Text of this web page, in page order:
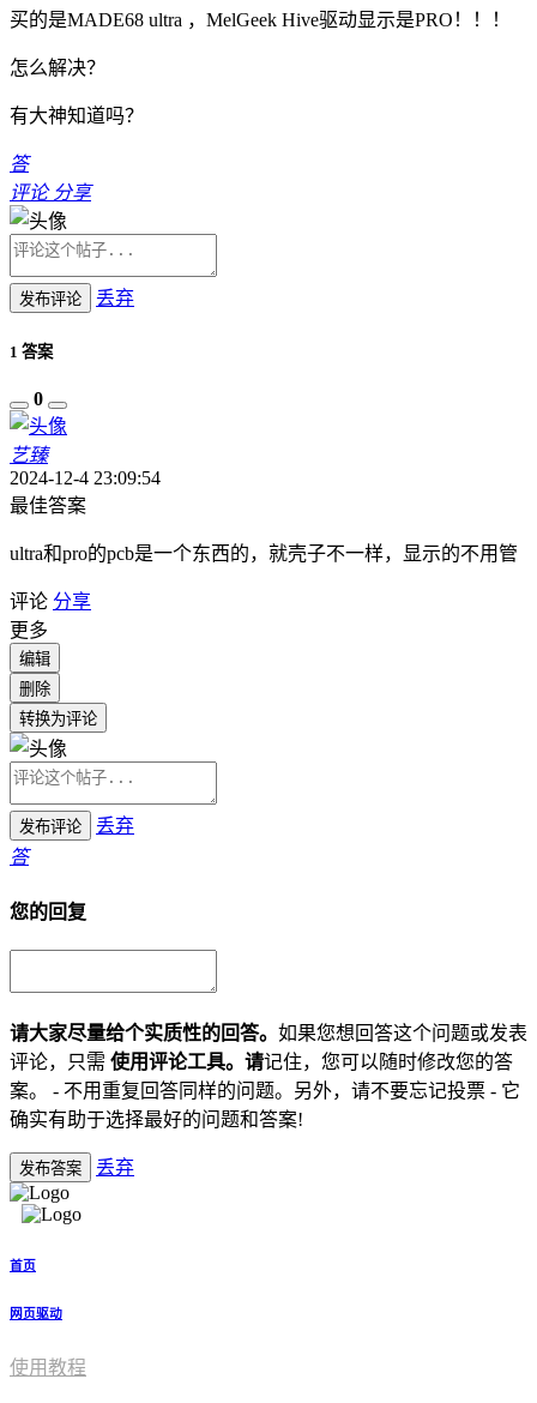
买的是MADE68 ultra ，MelGeek Hive驱动显示是PRO！！！
怎么解决？
有大神知道吗？
答
评论 分享
发布评论 丢弃
1 答案
0
艺臻
2024-12-4 23:09:54
最佳答案
ultra和pro的pcb是一个东西的，就壳子不一样，显示的不用管
评论 分享
更多
编辑
删除
转换为评论
发布评论
丢弃
答
您的回复
请大家尽量给个实质性的回答。 如果您想回答这个问题或发表
评论，只需 使用评论工具。请记住，您可以随时修改您的答
案。 - 不用重复回答同样的问题。另外，请不要忘记投票 - 它
确实有助于选择最好的问题和答案!
发布答案 丢弃
首页
网页驱动
使用教程​